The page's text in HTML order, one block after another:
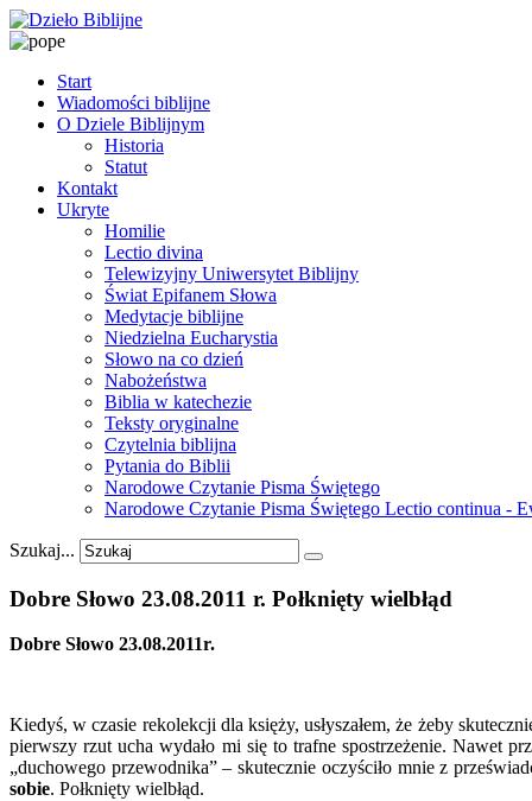
Start
Wiadomości biblijne
O Dziele Biblijnym
Historia
Statut
Kontakt
Ukryte
Homilie
Lectio divina
Telewizyjny Uniwersytet Biblijny
Świat Epifanem Słowa
Medytacje biblijne
Niedzielna Eucharystia
Słowo na co dzień
Nabożeństwa
Biblia w katechezie
Teksty oryginalne
Czytelnia biblijna
Pytania do Biblii
Narodowe Czytanie Pisma Świętego
Narodowe Czytanie Pisma Świętego Lectio continua -
Szukaj...
Dobre Słowo 23.08.2011 r. Połknięty wielbłąd
Dobre Słowo 23.08.2011r.
Kiedyś, w czasie rekolekcji dla księży, usłyszałem, że żeby
pierwszy rzut ucha wydało mi się to trafne spostrzeżenie. Nawet
„duchowego przewodnika” – skutecznie oczyściło mnie z
sobie. Połknięty wielbłąd.